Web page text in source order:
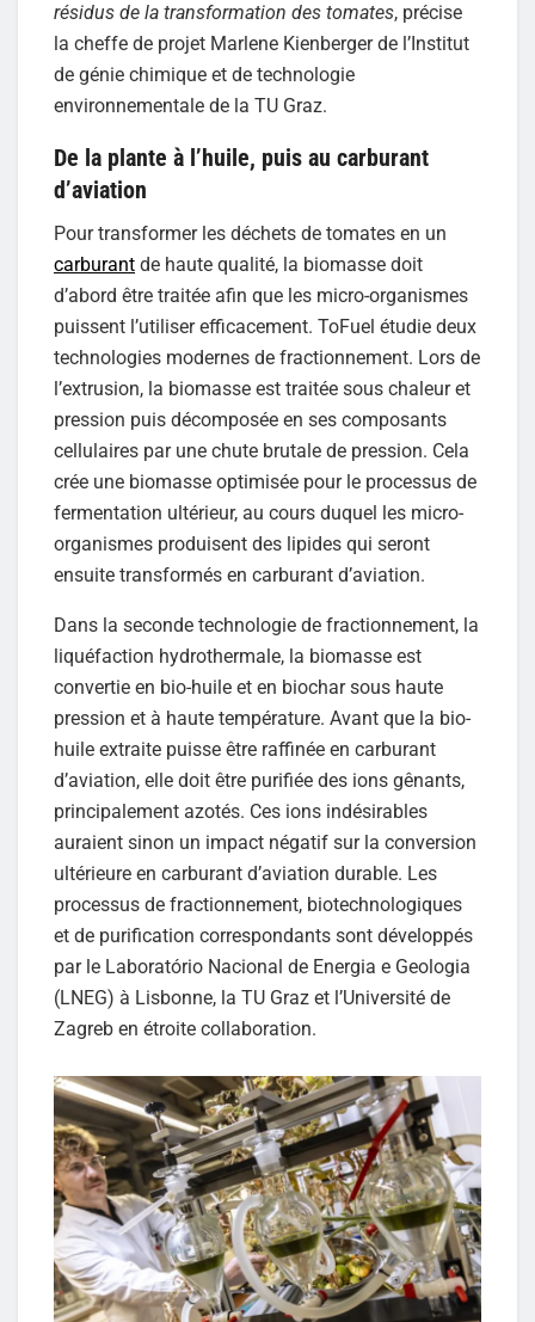
résidus de la transformation des tomates, précise
la cheffe de projet Marlene Kienberger de l’Institut
de génie chimique et de technologie
environnementale de la TU Graz.
De la plante à l’huile, puis au carburant
d’aviation
Pour transformer les déchets de tomates en un
carburant de haute qualité, la biomasse doit
d’abord être traitée afin que les micro-organismes
puissent l’utiliser efficacement. ToFuel étudie deux
technologies modernes de fractionnement. Lors de
l’extrusion, la biomasse est traitée sous chaleur et
pression puis décomposée en ses composants
cellulaires par une chute brutale de pression. Cela
crée une biomasse optimisée pour le processus de
fermentation ultérieur, au cours duquel les micro-
organismes produisent des lipides qui seront
ensuite transformés en carburant d’aviation.
Dans la seconde technologie de fractionnement, la
liquéfaction hydrothermale, la biomasse est
convertie en bio-huile et en biochar sous haute
pression et à haute température. Avant que la bio-
huile extraite puisse être raffinée en carburant
d’aviation, elle doit être purifiée des ions gênants,
principalement azotés. Ces ions indésirables
auraient sinon un impact négatif sur la conversion
ultérieure en carburant d’aviation durable. Les
processus de fractionnement, biotechnologiques
et de purification correspondants sont développés
par le Laboratório Nacional de Energia e Geologia
(LNEG) à Lisbonne, la TU Graz et l’Université de
Zagreb en étroite collaboration.